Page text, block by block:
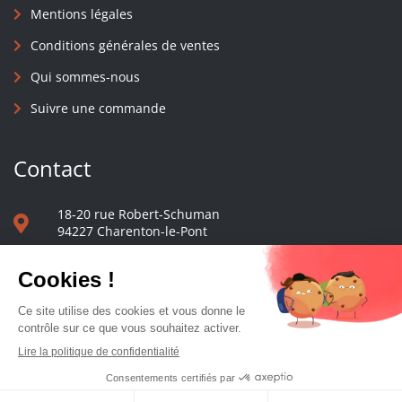
Mentions légales
Conditions générales de ventes
Qui sommes-nous
Suivre une commande
Contact
18-20 rue Robert-Schuman
94227 Charenton-le-Pont